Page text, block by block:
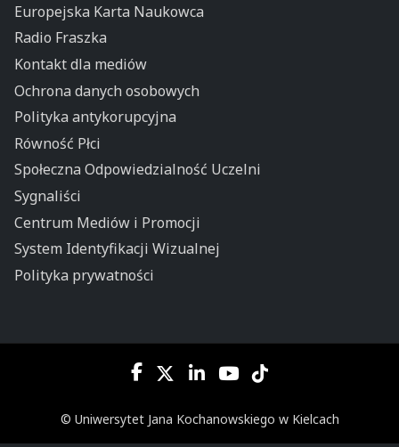
Europejska Karta Naukowca
Radio Fraszka
Kontakt dla mediów
Ochrona danych osobowych
Polityka antykorupcyjna
Równość Płci
Społeczna Odpowiedzialność Uczelni
Sygnaliści
Centrum Mediów i Promocji
System Identyfikacji Wizualnej
Polityka prywatności
© Uniwersytet Jana Kochanowskiego w Kielcach